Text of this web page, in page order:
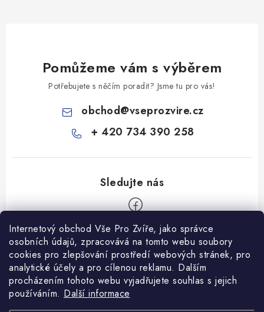
Internetový obchod Vše Pro Zvíře, jako správce
osobních údajů, zpracovává na tomto webu soubory
cookies pro zlepšování prostředí webových stránek, pro
analytické účely a pro cílenou reklamu. Dalším
procházením tohoto webu vyjadřujete souhlas s jejich
používáním. Další informace
Pomůžeme vám s výběrem
Potřebujete s něčím poradit? Jsme tu pro vás!
obchod@vseprozvire.cz
+ 420 734 390 258
Informace pro Vás
Ceník dopravy